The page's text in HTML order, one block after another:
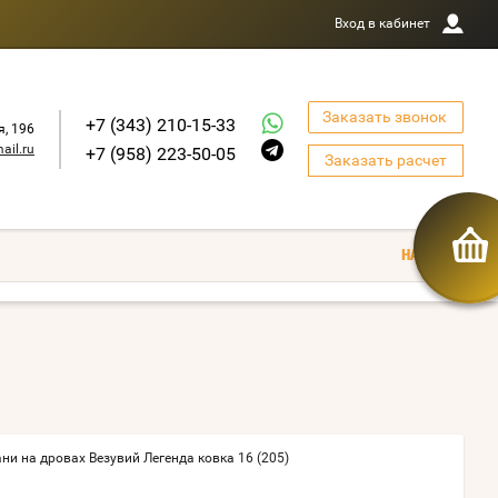
Вход в кабинет
196
+7 (343) 210-15-33
+7 (958) 223-50-05
Заказать звонок
Заказать расчет